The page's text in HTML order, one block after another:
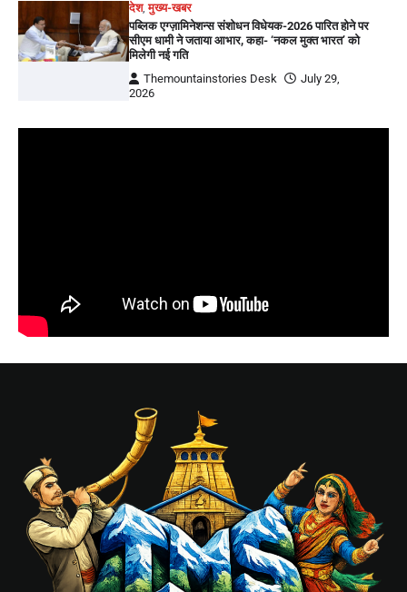
देश,मुख्य-खबर
पब्लिक एग्ज़ामिनेशन्स संशोधन विधेयक-2026 पारित होने पर
सीएम धामी ने जताया आभार, कहा- ‘नकल मुक्त भारत’ को
मिलेगी नई गति
Themountainstories Desk
July 29,
2026